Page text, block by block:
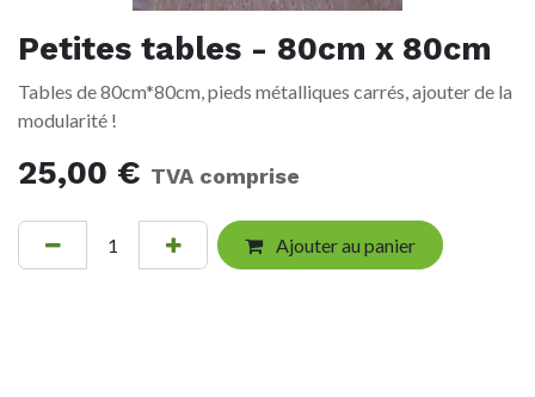
Petites tables - 80cm x 80cm
Tables de 80cm*80cm, pieds métalliques carrés, ajouter de la
modularité !
25,00 € TVA comprise
Ajouter au panier